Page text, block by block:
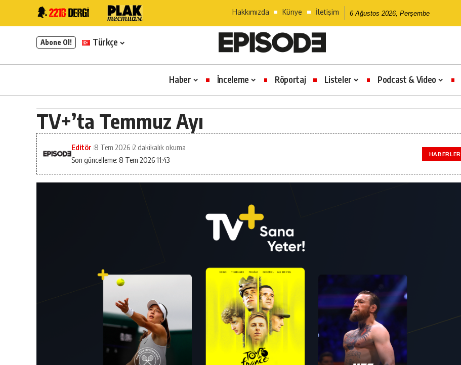
Hakkımızda Künye İletişim 6 Ağustos 2026, Perşembe
Abone Ol! Türkçe
Haber İnceleme Röportaj Listeler Podcast & Video
TV+’ta Temmuz Ayı
Son güncelleme: 8 Tem 2026 11:43
Editör 8 Tem 2026 2 dakikalık okuma
HABERLER